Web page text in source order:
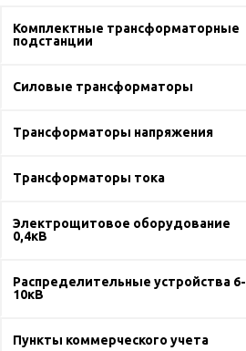
Комплектные трансформаторные
подстанции
Силовые трансформаторы
Трансформаторы напряжения
Трансформаторы тока
Электрощитовое оборудование
0,4кВ
Распределительные устройства 6-
10кВ
Пункты коммерческого учета